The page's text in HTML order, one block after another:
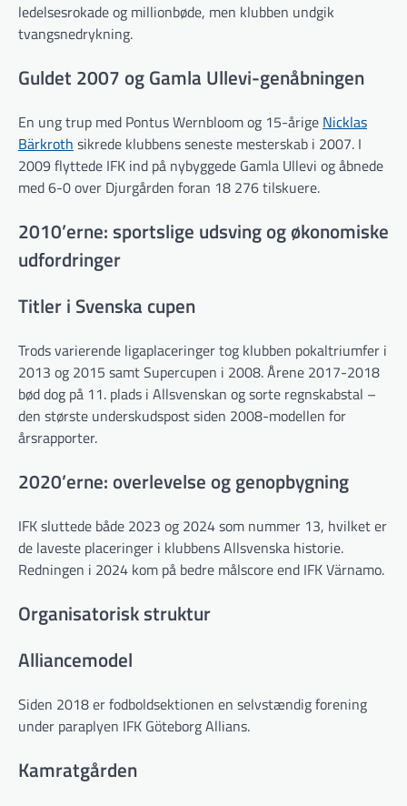
ledelsesrokade og millionbøde, men klubben undgik
tvangsnedrykning.
Guldet 2007 og Gamla Ullevi-genåbningen
En ung trup med Pontus Wernbloom og 15-årige Nicklas
Bärkroth sikrede klubbens seneste mesterskab i 2007. I
2009 flyttede IFK ind på nybyggede Gamla Ullevi og åbnede
med 6-0 over Djurgården foran 18 276 tilskuere.
2010’erne: sportslige udsving og økonomiske
udfordringer
Titler i Svenska cupen
Trods varierende ligaplaceringer tog klubben pokaltriumfer i
2013 og 2015 samt Supercupen i 2008. Årene 2017-2018
bød dog på 11. plads i Allsvenskan og sorte regnskabstal –
den største underskudspost siden 2008-modellen for
årsrapporter.
2020’erne: overlevelse og genopbygning
IFK sluttede både 2023 og 2024 som nummer 13, hvilket er
de laveste placeringer i klubbens Allsvenska historie.
Redningen i 2024 kom på bedre målscore end IFK Värnamo.
Organisatorisk struktur
Alliancemodel
Siden 2018 er fodboldsektionen en selvstændig forening
under paraplyen IFK Göteborg Allians.
Kamratgården